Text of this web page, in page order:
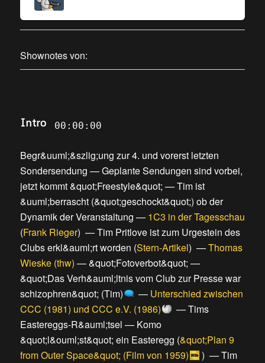
Shownotes von:
Intro 00:00:00
Begr&uuml;&szlig;ung zur 4. und vorerst letzten
Sondersendung —Geplante Sendungen sind vorbei,
jetzt kommt &quot;Freestyle&quot; —Tim ist
&uuml;berrascht (&quot;geschockt&quot;) ob der
Dynamik der Veranstaltung — 1C3 in der Tagesschau
(Frank Rieger) —Tim Pritlove ist zum Urgestein des
Clubs erkl&auml;rt worden (Stern-Artikel) —Thomas
Wieske (thw) —&quot;Fotoverbot&quot; —
&quot;Das Verh&auml;ltnis vom Club zur Presse war
schizophren&quot; (Tim)
— Unterschied zwischen
CCC (1981) und CCC e.V. (1986)
—Tims
Eastereggs-R&auml;tsel — Komo
&quot;l&ouml;st&quot; ein Easteregg (&quot;Plan 9
from Outer Space&quot; (Film von 1959)
) —Tim